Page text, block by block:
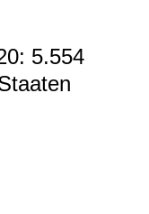
5.554